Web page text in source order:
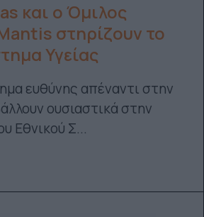
και ο Όμιλος
στηρίζουν το
Υγείας
ευθύνης απέναντι στην
ουσιαστικά στην
Εθνικού Σ...